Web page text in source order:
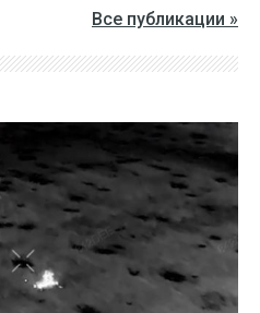
Все публикации »